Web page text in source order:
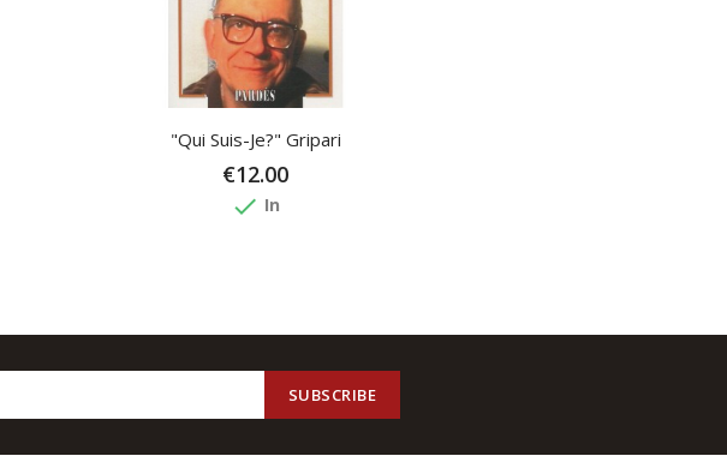
"Qui Suis-Je?" Gripari
€12.00
done In